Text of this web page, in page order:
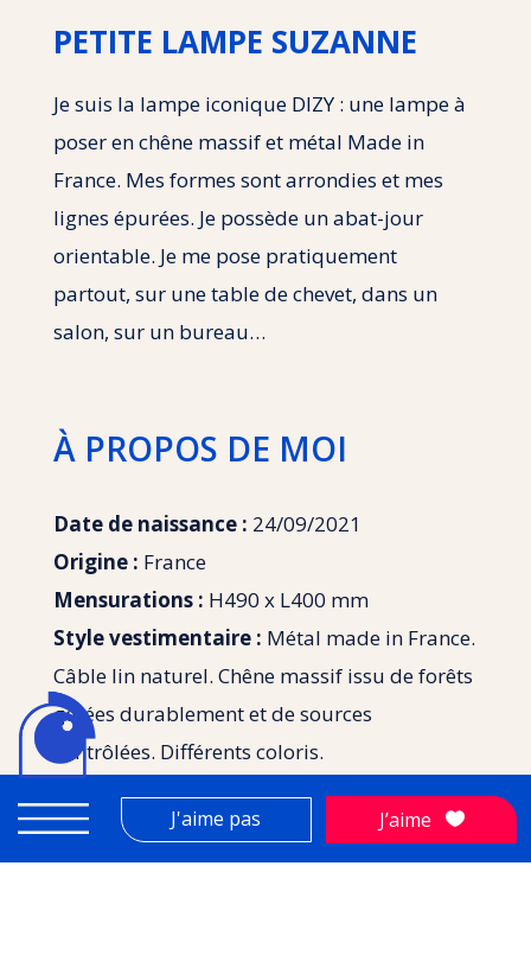
PETITE LAMPE SUZANNE
Je suis la lampe iconique DIZY : une lampe à
poser en chêne massif et métal Made in
France. Mes formes sont arrondies et mes
lignes épurées. Je possède un abat-jour
orientable. Je me pose pratiquement
partout, sur une table de chevet, dans un
salon, sur un bureau…
À PROPOS DE MOI
Date de naissance : 24/09/2021
Origine : France
Mensurations : H490 x L400 mm
Style vestimentaire : Métal made in France.
Câble lin naturel. Chêne massif issu de forêts
gérées durablement et de sources
contrôlées. Différents coloris.
Je n’aime pas :J'aime pas J’aime 